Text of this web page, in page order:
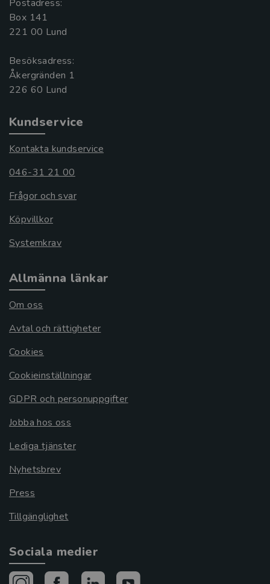
Postadress:
Box 141
221 00 Lund
Besöksadress:
Åkergränden 1
Kundservice
Kontakta kundservice
046-31 21 00
Frågor och svar
Köpvillkor
Systemkrav
Allmänna länkar
Om oss
Avtal och rättigheter
Cookies
Cookieinställningar
GDPR och personuppgifter
Jobba hos oss
Lediga tjänster
Nyhetsbrev
Press
Tillgänglighet
Sociala medier